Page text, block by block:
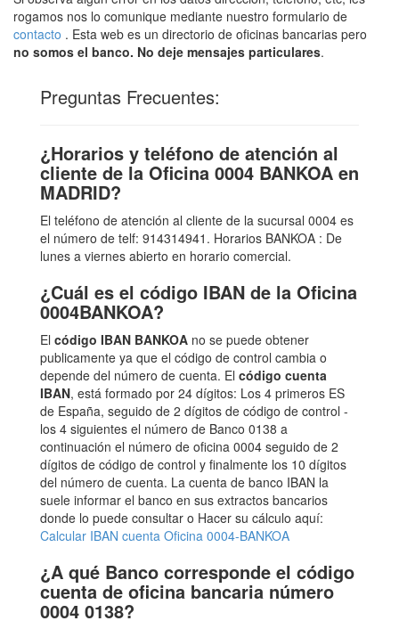
rogamos nos lo comunique mediante nuestro formulario de
contacto . Esta web es un directorio de oficinas bancarias pero
no somos el banco. No deje mensajes particulares.
Preguntas Frecuentes:
¿Horarios y teléfono de atención al
cliente de la Oficina 0004 BANKOA en
MADRID?
El teléfono de atención al cliente de la sucursal 0004 es
el número de telf: 914314941. Horarios BANKOA : De
lunes a viernes abierto en horario comercial.
¿Cuál es el código IBAN de la Oficina
0004BANKOA?
El código IBAN BANKOA no se puede obtener
publicamente ya que el código de control cambia o
depende del número de cuenta. El código cuenta
IBAN, está formado por 24 dígitos: Los 4 primeros ES
de España, seguido de 2 dígitos de código de control -
los 4 siguientes el número de Banco 0138 a
continuación el número de oficina 0004 seguido de 2
dígitos de código de control y finalmente los 10 dígitos
del número de cuenta. La cuenta de banco IBAN la
suele informar el banco en sus extractos bancarios
donde lo puede consultar o Hacer su cálculo aquí:
Calcular IBAN cuenta Oficina 0004-BANKOA
¿A qué Banco corresponde el código
cuenta de oficina bancaria número
0004 0138?